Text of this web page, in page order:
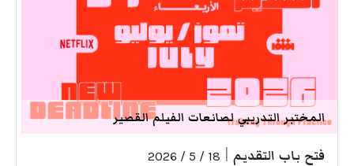
المختبر التدريبي لصانعات الفيلم القصير
فتح باب التقديم 18 / 5 / 2026